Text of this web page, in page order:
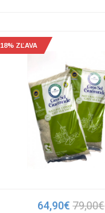
18% ZĽAVA
64,90€79,00€